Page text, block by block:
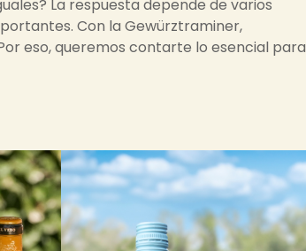
La respuesta depende de varios
Con la Gewürztraminer,
eso, queremos contarte lo esencial para